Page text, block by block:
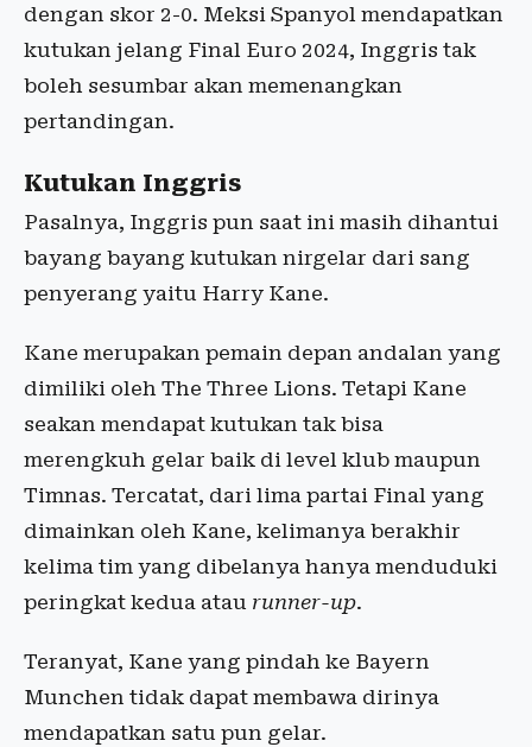
dengan skor 2-0. Meksi Spanyol mendapatkan
kutukan jelang Final Euro 2024, Inggris tak
boleh sesumbar akan memenangkan
pertandingan.
Kutukan Inggris
Pasalnya, Inggris pun saat ini masih dihantui
bayang bayang kutukan nirgelar dari sang
penyerang yaitu Harry Kane.
Kane merupakan pemain depan andalan yang
dimiliki oleh The Three Lions. Tetapi Kane
seakan mendapat kutukan tak bisa
merengkuh gelar baik di level klub maupun
Timnas. Tercatat, dari lima partai Final yang
dimainkan oleh Kane, kelimanya berakhir
kelima tim yang dibelanya hanya menduduki
peringkat kedua atau runner-up.
Teranyat, Kane yang pindah ke Bayern
Munchen tidak dapat membawa dirinya
mendapatkan satu pun gelar.